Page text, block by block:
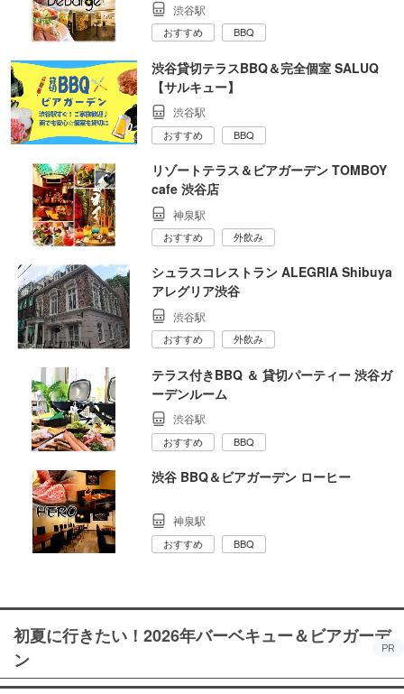
渋谷駅
おすすめ BBQ
渋谷貸切テラスBBQ＆完全個室 SALUQ
【サルキュー】
渋谷駅
おすすめ BBQ
リゾートテラス＆ビアガーデン TOMBOY
cafe 渋谷店
神泉駅
おすすめ 外飲み
シュラスコレストラン ALEGRIA Shibuya
アレグリア渋谷
渋谷駅
おすすめ 外飲み
テラス付きBBQ ＆ 貸切パーティー 渋谷ガ
ーデンルーム
渋谷駅
おすすめ BBQ
渋谷 BBQ＆ビアガーデン ローヒー
神泉駅
おすすめ BBQ
初夏に行きたい！2026年バーベキュー＆ビアガーデ
ン
PR